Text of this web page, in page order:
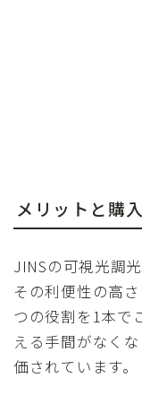
メリットと購
JINSの可視光調
その利便性の高
つの役割を1本で
える手間がなく
価されています。